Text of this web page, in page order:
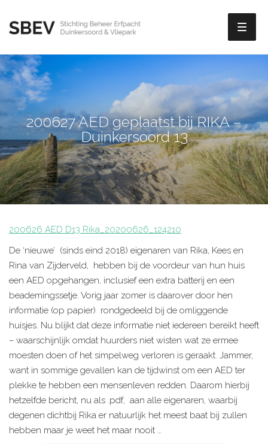
200627 AED geplaatst bij RIKA –
Duinkersoord 13
200626 AED D13 Rika_20200626_124210
De ‘nieuwe’ (sinds eind 2018) eigenaren van Rika, Kees en
Rina van Zijderveld, hebben bij de voordeur van hun huis
een AED opgehangen, inclusief een extra batterij en een
beademingssetje. Vorig jaar zomer is daarover door hen
informatie (op papier) rondgedeeld bij de omliggende
huisjes. Nu blijkt dat deze informatie niet iedereen bereikt heeft
– waarschijnlijk omdat huurders niet wisten wat ze ermee
moesten doen of het simpelweg verloren is geraakt. Jammer,
want in sommige gevallen kan de tijdwinst om een AED ter
plekke te hebben een mensenleven redden. Daarom hierbij
hetzelfde bericht, nu als .pdf, aan alle eigenaren, waarbij
degenen dichtbij Rika er natuurlijk het meest baat bij zullen
hebben maar je weet het maar nooit …